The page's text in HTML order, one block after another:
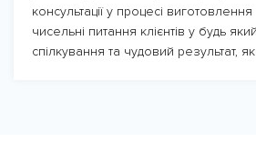
консультації у процесі
чисельні питання клієнтів у будь
спілкування та чудовий результат,